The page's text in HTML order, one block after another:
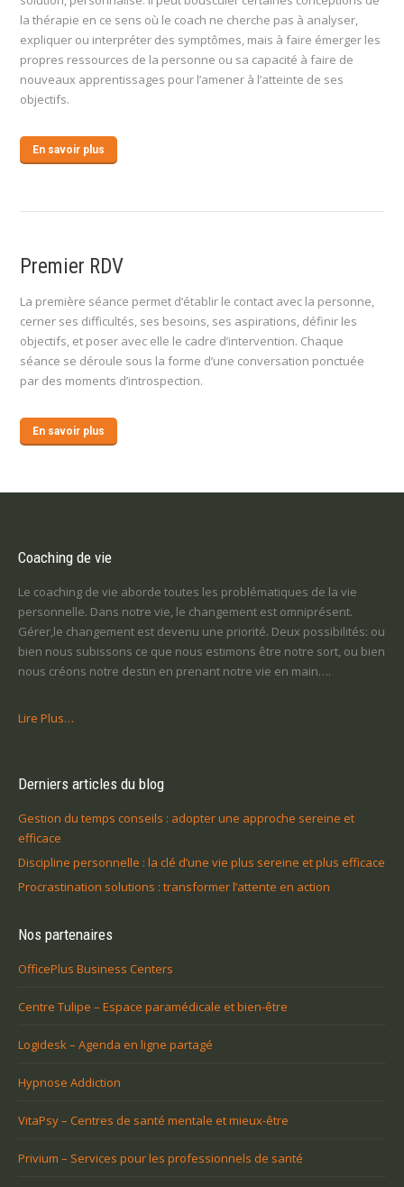
la thérapie en ce sens où le coach ne cherche pas à analyser,
expliquer ou interpréter des symptômes, mais à faire émerger les
propres ressources de la personne ou sa capacité à faire de
nouveaux apprentissages pour l’amener à l’atteinte de ses
objectifs.
En savoir plus
Premier RDV
La première séance permet d’établir le contact avec la personne,
cerner ses difficultés, ses besoins, ses aspirations, définir les
objectifs, et poser avec elle le cadre d’intervention. Chaque
séance se déroule sous la forme d’une conversation ponctuée
par des moments d’introspection.
En savoir plus
Coaching de vie
Le coaching de vie aborde toutes les problématiques de la vie
personnelle. Dans notre vie, le changement est omniprésent.
Gérer,le changement est devenu une priorité. Deux possibilités: ou
bien nous subissons ce que nous estimons être notre sort, ou bien
nous créons notre destin en prenant notre vie en main….
Lire Plus…
Derniers articles du blog
Gestion du temps conseils : adopter une approche sereine et
efficace
Discipline personnelle : la clé d’une vie plus sereine et plus efficace
Procrastination solutions : transformer l’attente en action
Nos partenaires
OfficePlus Business Centers
Centre Tulipe – Espace paramédicale et bien-être
Logidesk – Agenda en ligne partagé
Hypnose Addiction
VitaPsy – Centres de santé mentale et mieux-être
Privium – Services pour les professionnels de santé